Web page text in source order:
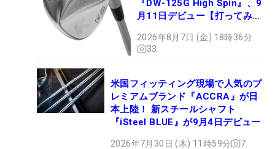
『DW-125G High Spin』、9
月11日デビュー【打ってみ
2026年8月7日 (金) 18時36分
33
米国フィッティング現場で人気のプ
レミアムブランド『ACCRA』が日
本上陸！ 新スチールシャフト
『iSteel BLUE』が9月4日デビュー
2026年7月30日 (木) 11時59分 7